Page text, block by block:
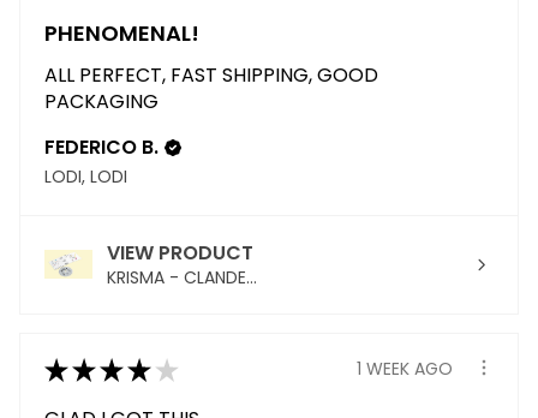
PHENOMENAL!
ALL PERFECT, FAST SHIPPING, GOOD
PACKAGING
FEDERICO B.
LODI, LODI
VIEW PRODUCT
KRISMA - CLANDE...
★★★★ ★ 1 WEEK AGO